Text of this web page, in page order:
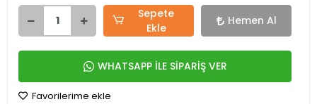
Sepete
Ekle
Hemen Al
WHATSAPP İLE SİPARİŞ VER
Favorilerime ekle